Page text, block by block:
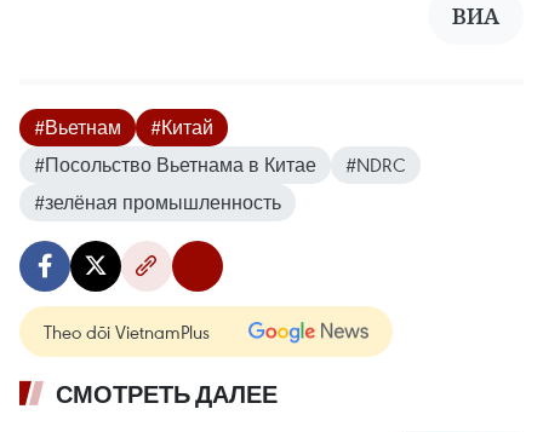
ВИА
#Вьетнам
#Китай
#Посольство Вьетнама в Китае
#NDRC
#зелёная промышленность
Theo dõi VietnamPlus
СМОТРЕТЬ ДАЛЕЕ